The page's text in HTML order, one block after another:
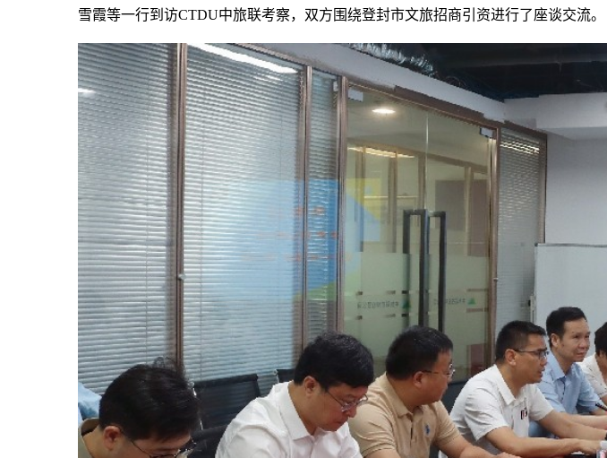
雪霞等一行到访CTDU中旅联考察，双方围绕登封市文旅招商引资进行了座谈交流。